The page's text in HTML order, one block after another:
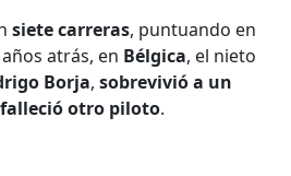
siete carreras, puntuando en
atrás, en Bélgica, el nieto
Borja,sobrevivió a un
otro piloto.